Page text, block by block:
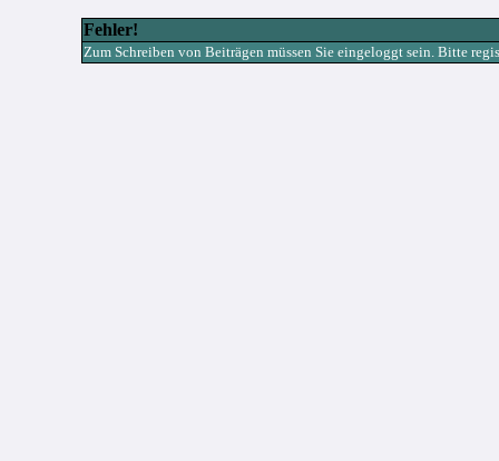
Fehler!
Zum Schreiben von Beiträgen müssen Sie eingeloggt sein. Bitte